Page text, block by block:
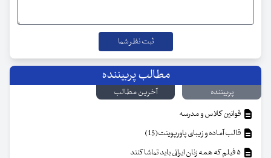
مطالب پربیننده
پربیننده
آخرین مطالب
قوانین کلاس و مدرسه
قالب آماده و زیبای پاورپوینت(15)